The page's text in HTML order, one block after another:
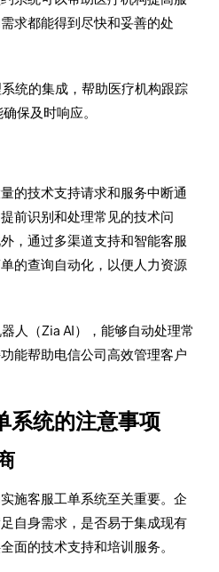
求都能得到尽快和妥善的处
统的集成，帮助医疗机构跟踪
保及时响应。
的技术支持请求和服务中断通
前识别和处理常见的技术问
，通过多渠道支持和智能客服
的查询自动化，以便人力资源
人（Zia AI），能够自动处理常
能帮助电信公司高效管理客户
系统的注意事项
施客服工单系统至关重要。企
自身需求，是否易于集成现有
面的技术支持和培训服务。